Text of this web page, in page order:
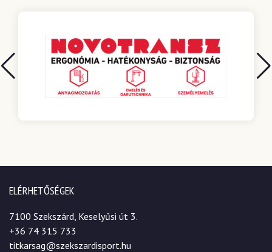
ELÉRHETŐSÉGEK
7100 Szekszárd, Keselyűsi út 3.
+36 74 315 733
titkarsag@szekszardisport.hu